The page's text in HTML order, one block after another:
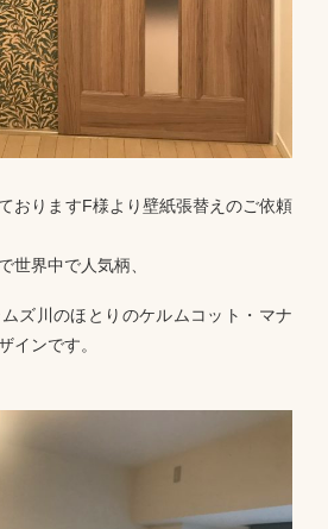
おりますF様より壁紙張替えのご依頼
世界中で人気柄、
ズ川のほとりのケルムコット・マナ
インです。